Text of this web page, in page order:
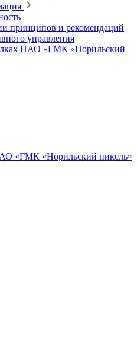
принципов и рекомендаций
управления
ПАО «ГМК «Норильский
«ГМК «Норильский никель»